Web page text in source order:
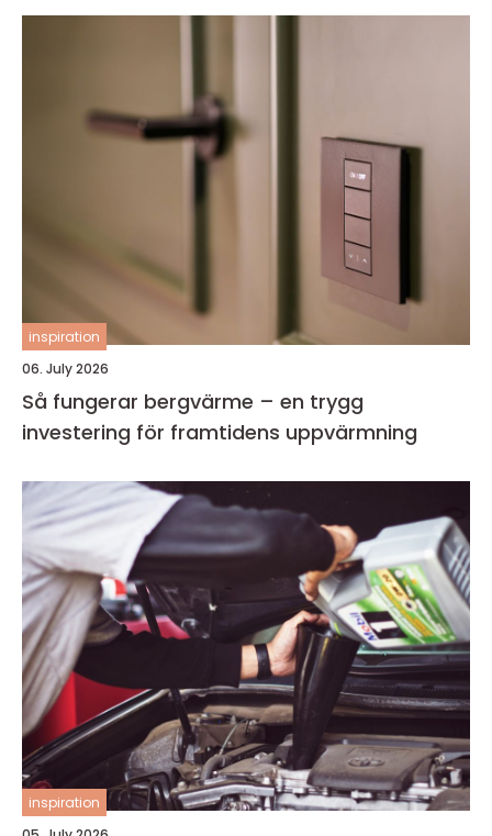
inspiration
06. July 2026
Så fungerar bergvärme – en trygg
investering för framtidens uppvärmning
inspiration